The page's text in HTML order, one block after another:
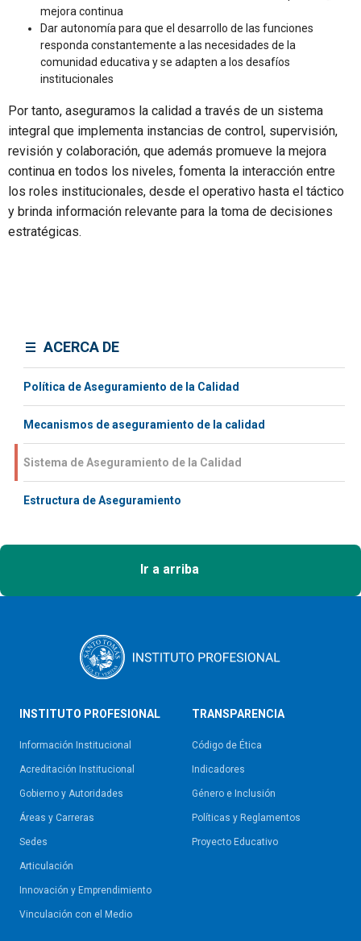
mejora continua
Dar autonomía para que el desarrollo de las funciones
responda constantemente a las necesidades de la
comunidad educativa y se adapten a los desafíos
institucionales
Por tanto, aseguramos la calidad a través de un sistema
integral que implementa instancias de control, supervisión,
revisión y colaboración, que además promueve la mejora
continua en todos los niveles, fomenta la interacción entre
los roles institucionales, desde el operativo hasta el táctico
y brinda información relevante para la toma de decisiones
estratégicas.
ACERCA DE
Política de Aseguramiento de la Calidad
Mecanismos de aseguramiento de la calidad
Sistema de Aseguramiento de la Calidad
Estructura de Aseguramiento
Ir a arriba
INSTITUTO PROFESIONAL
Información Institucional
Acreditación Institucional
Gobierno y Autoridades​
Áreas y Carreras
Sedes
Articulación
Innovación y Emprendimiento
Vinculación con el Medio
TRANSPARENCIA
Código de Ética
Indicadores
Género e Inclusión
Políticas y Reglamentos​
Proyecto Educativo